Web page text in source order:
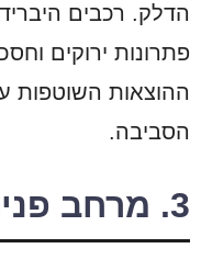
הדלק. רכבים
פתרונות ירוקים
ההוצאות השוטפות
הסביבה.
3. מרחב פנימי ותכנון חכם